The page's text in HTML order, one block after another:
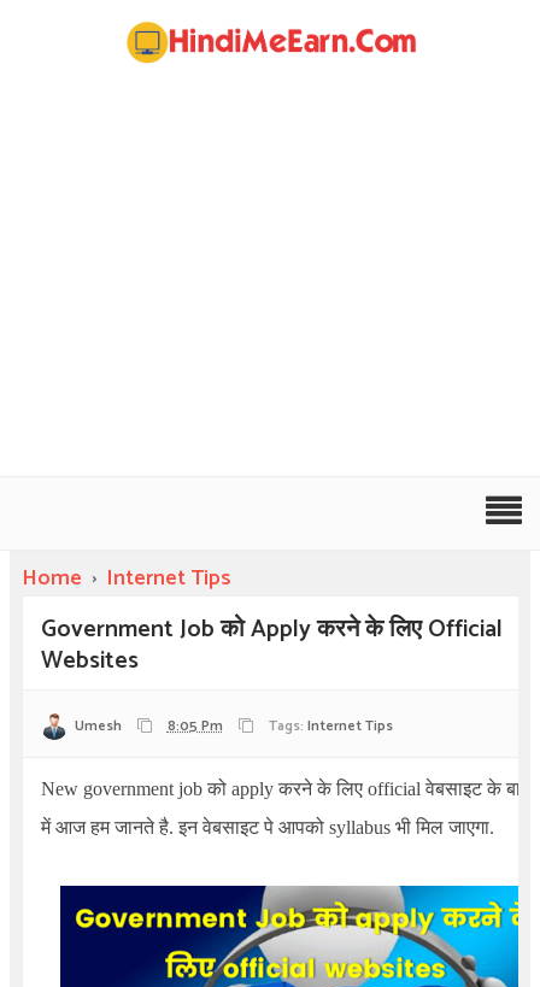
Home › Internet Tips
Government Job को Apply करने के लिए Official
Websites
Umesh 8:05 Pm Tags: Internet Tips
New government jobको applyकरने के लिए officialवेबसाइट के बारे
में आज हम जानते है. इन वेबसाइट पे आपको syllabus भी मिल जाएगा.